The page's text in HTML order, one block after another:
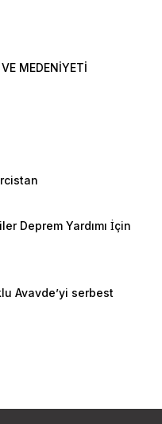
MEDENİYETİ
Deprem Yardımı İçin
Avavde’yi serbest